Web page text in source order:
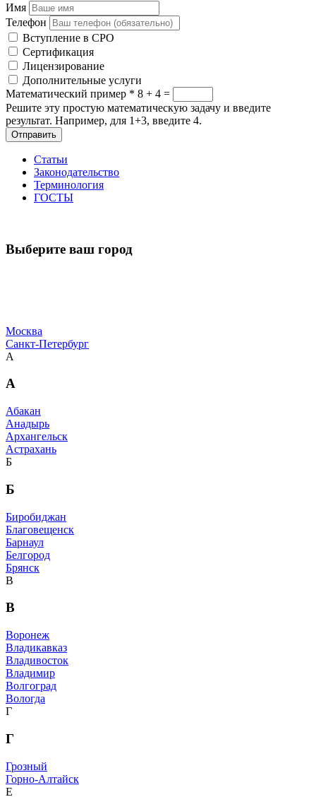
Имя
Телефон
Вступление в СРО
Сертификация
Лицензирование
Дополнительные услуги
Математический пример * 8 + 4 =
Решите эту простую математическую задачу и введите
результат. Например, для 1+3, введите 4.
Отправить
Статьи
Законодательство
Терминология
ГОСТЫ
Выберите ваш город
Москва
Санкт-Петербург
А
А
Абакан
Анадырь
Архангельск
Астрахань
Б
Б
Биробиджан
Благовещенск
Барнаул
Белгород
Брянск
В
В
Воронеж
Владикавказ
Владивосток
Владимир
Волгоград
Вологда
Г
Г
Грозный
Горно-Алтайск
Е